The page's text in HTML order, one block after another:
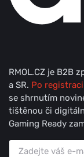
RMOL.CZ je B2B
a SR. Po registraci
se shrnutím
tištěnou či
Gaming Ready